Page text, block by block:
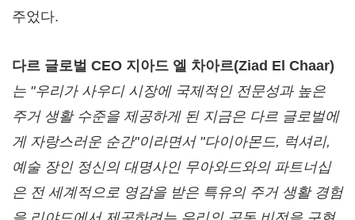
주었다.
다르 글로벌 CEO 지아드 엘 차아르(Ziad El Chaar)
는 "우리가 사우디 시장에 국제적인 전문성과 높은
주거 생활 수준을 제공하게 된 지금은 다르 글로벌에
게 자랑스러운 순간"이라면서 "다이아몬드, 럭셔리,
예술 장인 정신의 대명사인 무아와드와의 파트너십
은 전 세계적으로 영감을 받은 특유의 주거 생활 경험